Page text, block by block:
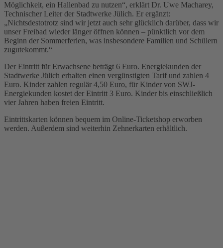
Möglichkeit, ein Hallenbad zu nutzen“, erklärt Dr. Uwe Macharey,
Technischer Leiter der Stadtwerke Jülich. Er ergänzt:
„Nichtsdestotrotz sind wir jetzt auch sehr glücklich darüber, dass wir
unser Freibad wieder länger öffnen können – pünktlich vor dem
Beginn der Sommerferien, was insbesondere Familien und Schülern
zugutekommt.“
Der Eintritt für Erwachsene beträgt 6 Euro. Energiekunden der
Stadtwerke Jülich erhalten einen vergünstigten Tarif und zahlen 4
Euro. Kinder zahlen regulär 4,50 Euro, für Kinder von SWJ-
Energiekunden kostet der Eintritt 3 Euro. Kinder bis einschließlich
vier Jahren haben freien Eintritt.
Eintrittskarten können bequem im Online-Ticketshop erworben
werden. Außerdem sind weiterhin Zehnerkarten erhältlich.